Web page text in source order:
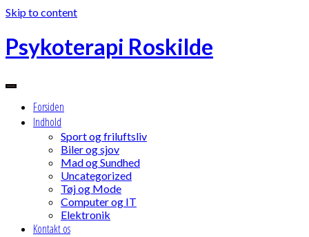
Skip to content
Psykoterapi Roskilde
Forsiden
Indhold
Sport og friluftsliv
Biler og sjov
Mad og Sundhed
Uncategorized
Tøj og Mode
Computer og IT
Elektronik
Kontakt os